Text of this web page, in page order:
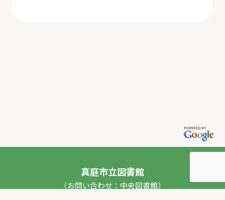
真庭市立図書館
（お問い合わせ：中央図書館）